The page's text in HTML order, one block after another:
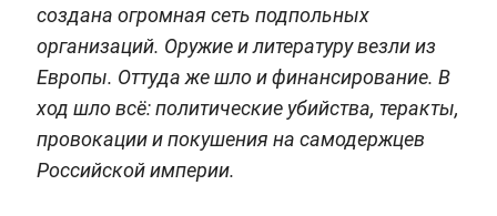
создана огромная сеть подпольных
организаций. Оружие и литературу везли из
Европы. Оттуда же шло и финансирование. В
ход шло всё: политические убийства, теракты,
провокации и покушения на самодержцев
Российской империи.